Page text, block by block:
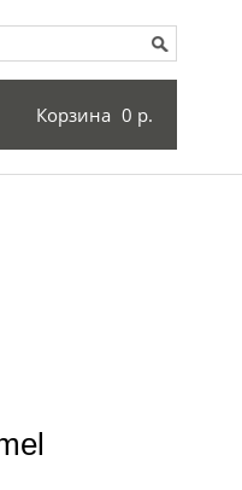
Корзина 0 р.